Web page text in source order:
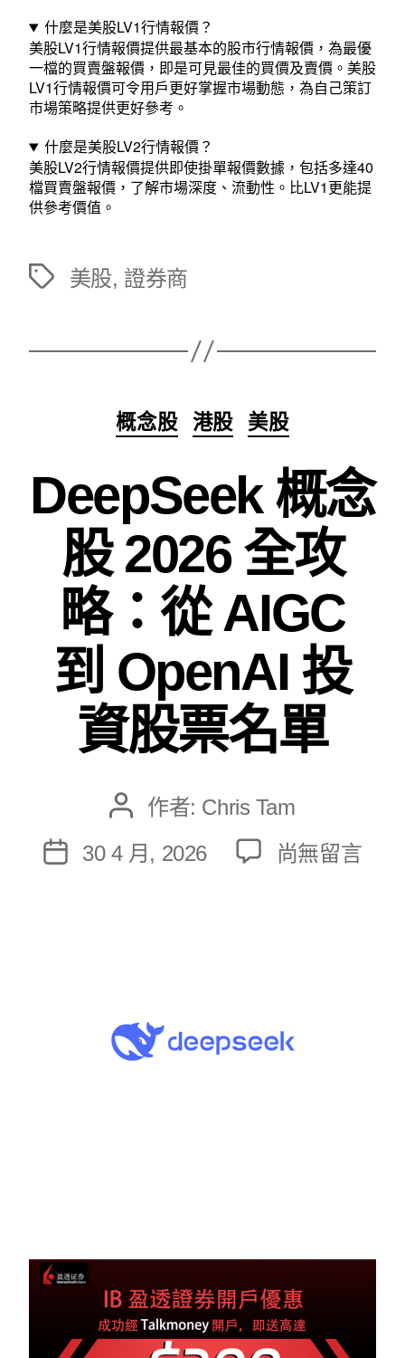
什麼是美股LV1行情報價？
美股LV1行情報價提供最基本的股市行情報價，為最優
一檔的買賣盤報價，即是可見最佳的買價及賣價。美股
LV1行情報價可令用戶更好掌握市場動態，為自己策訂
市場策略提供更好參考。
什麼是美股LV2行情報價？
美股LV2行情報價提供即使掛單報價數據，包括多達40
檔買賣盤報價，了解市場深度、流動性。比LV1更能提
供參考價值。
標
美股, 證券商
分
類
概念股 港股 美股
DeepSeek 概念
股 2026 全攻
略：從 AIGC
到 OpenAI 投
資股票名單
文
章
作者: Chris Tam
文
30 4 月, 2026
在
全
股
票
尚無留言